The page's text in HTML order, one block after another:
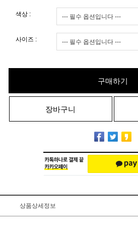
색상 :
사이즈 :
구매하기
장바구니
상품상세정보